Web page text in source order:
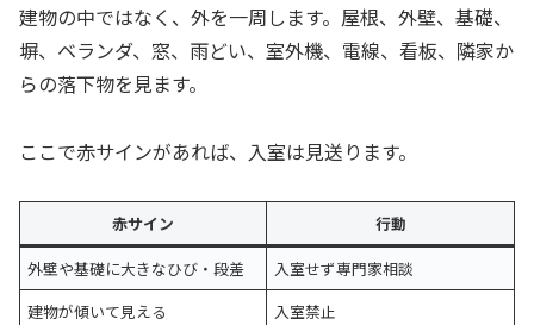
建物の中ではなく、外を一周します。屋根、外壁、基礎、
塀、ベランダ、窓、雨どい、室外機、電線、看板、隣家か
らの落下物を見ます。
ここで赤サインがあれば、入室は見送ります。
赤サイン
行動
外壁や基礎に大きなひび・段差
入室せず専門家相談
建物が傾いて見える
入室禁止